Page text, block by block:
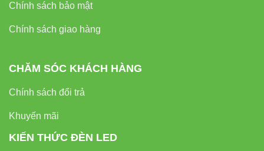
Chính sách bảo mật
Chính sách giao hàng
CHĂM SÓC KHÁCH HÀNG
Chính sách đổi trả
Khuyến mãi
KIẾN THỨC ĐÈN LED